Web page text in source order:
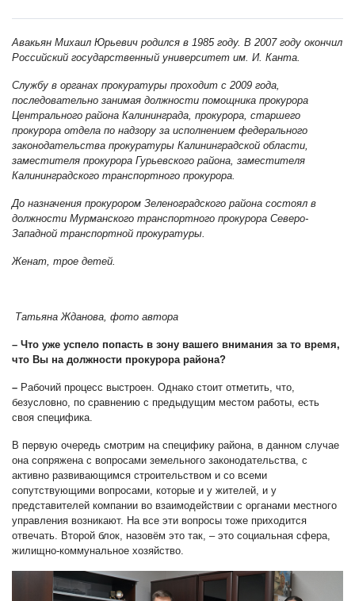
Авакьян Михаил Юрьевич родился в 1985 году. В 2007 году окончил
Российский государственный университет им. И. Канта.
Службу в органах прокуратуры проходит с 2009 года,
последовательно занимая должности помощника прокурора
Центрального района Калининграда, прокурора, старшего
прокурора отдела по надзору за исполнением федерального
законодательства прокуратуры Калининградской области,
заместителя прокурора Гурьевского района, заместителя
Калининградского транспортного прокурора.
До назначения прокурором Зеленоградского района состоял в
должности Мурманского транспортного прокурора Северо-
Западной транспортной прокуратуры.
Женат, трое детей.
Татьяна Жданова, фото автора
– Что уже успело попасть в зону вашего внимания за то время,
что Вы на должности прокурора района?
– Рабочий процесс выстроен. Однако стоит отметить, что,
безусловно, по сравнению с предыдущим местом работы, есть
своя специфика.
В первую очередь смотрим на специфику района, в данном случае
она сопряжена с вопросами земельного законодательства, с
активно развивающимся строительством и со всеми
сопутствующими вопросами, которые и у жителей, и у
представителей компании во взаимодействии с органами местного
управления возникают. На все эти вопросы тоже приходится
отвечать. Второй блок, назовём это так, – это социальная сфера,
жилищно-коммунальное хозяйство.